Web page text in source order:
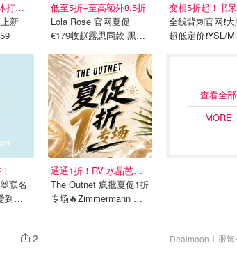
3折起+免邮！连体打底€24
新
低至5折+至高额外8.5折
Lola Rose 官网夏促
€179收赵露思同款 黑金
全线背刺官网❗️
超低定价❗️YSL/
联名
到犯
通通1折！RV 水晶芭蕾鞋€179
The Outnet 疯批夏促1折
专场🔥Zimmermann 辣
查看全部
MORE
2 Dealmoon 服